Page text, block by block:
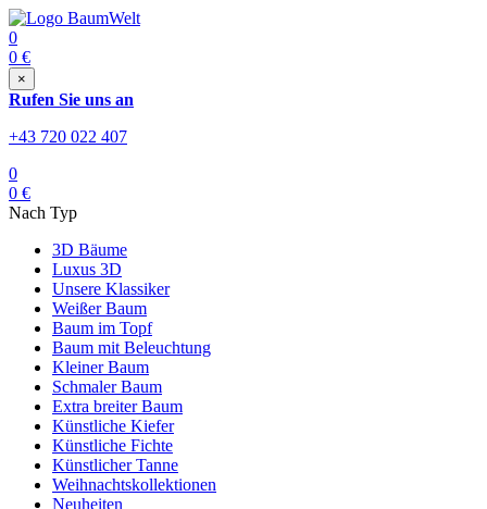
0
0 €
×
Rufen Sie uns an
+43 720 022 407
0
0 €
Nach Typ
3D Bäume
Luxus 3D
Unsere Klassiker
Weißer Baum
Baum im Topf
Baum mit Beleuchtung
Kleiner Baum
Schmaler Baum
Extra breiter Baum
Künstliche Kiefer
Künstliche Fichte
Künstlicher Tanne
Weihnachtskollektionen
Neuheiten